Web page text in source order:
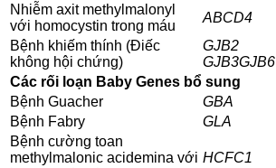
Nhiễm axit methylmalonyl
với homocystin trong máu
ABCD4
Bệnh khiếm thính (Điếc
không hội chứng)
GJB2
GJB3GJB6
Các rối loạn Baby Genes bổ sung
Bệnh Guacher
GBA
Bệnh Fabry
GLA
Bệnh cường toan
methylmalonic acidemina với HCFC1